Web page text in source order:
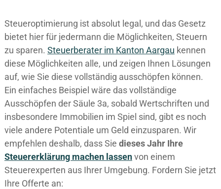
Steueroptimierung ist absolut legal, und das Gesetz
bietet hier für jedermann die Möglichkeiten, Steuern
zu sparen. Steuerberater im K anton Aargau kennen
diese Möglichkeiten alle, und zeigen Ihnen Lösungen
auf, wie Sie diese vollständig ausschöpfen können.
Ein einfaches Beispiel wäre das vollständige
Ausschöpfen der Säule 3a, sobald Wertschriften und
insbesondere Immobilien im Spiel sind, gibt es noch
viele andere Potentiale um Geld einzusparen. Wir
empfehlen deshalb, dass Sie diesesJahr Ihre
Steuererklärung machen lassenvon einem
Steuerexperten aus Ihrer Umgebung. Fordern Sie jetzt
Ihre Offerte an: